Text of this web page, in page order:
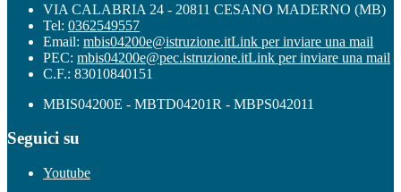
VIA CALABRIA 24 - 20811 CESANO MADERNO (MB)
Tel: 0362549557
Email: mbis04200e@istruzione.itLink per inviare una mail
PEC: mbis04200e@pec.istruzione.itLink per inviare una mail
C.F.: 83010840151
MBIS04200E - MBTD04201R - MBPS042011
Seguici su
Youtube